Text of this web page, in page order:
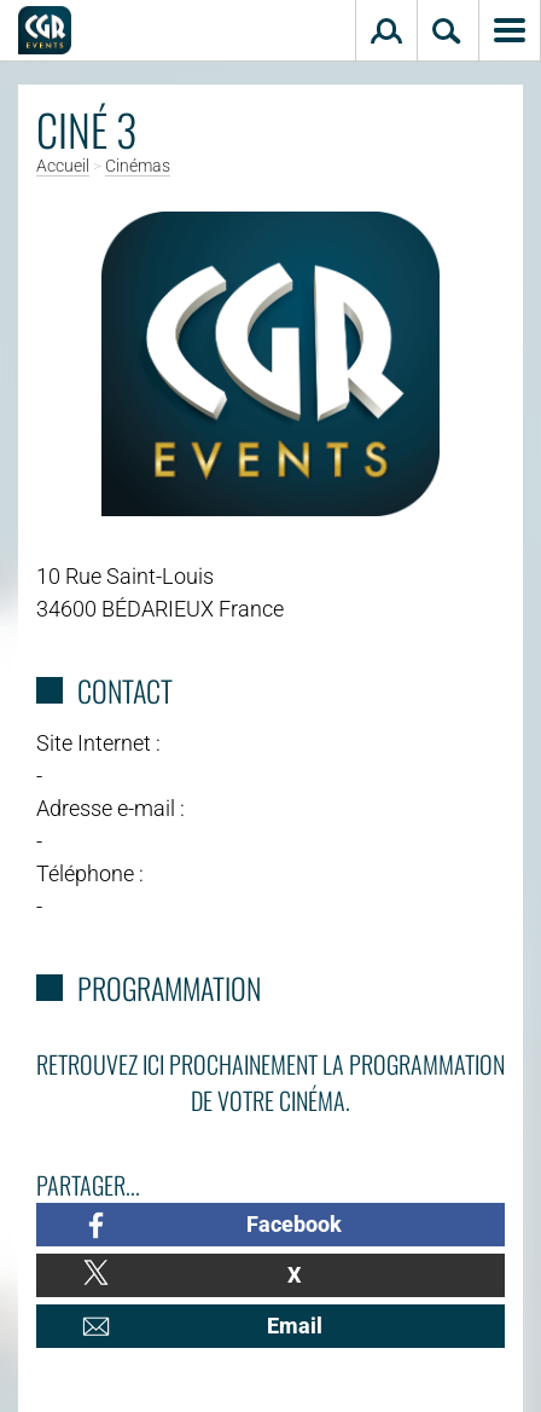
Aller au contenu principal
CINÉ 3
Accueil > Cinémas
10 Rue Saint-Louis
34600 BÉDARIEUX France
CONTACT
Site Internet :
-
Adresse e-mail :
-
Téléphone :
-
PROGRAMMATION
RETROUVEZ ICI PROCHAINEMENT LA PROGRAMMATION
DE VOTRE CINÉMA.
PARTAGER...
Facebook
X
Email